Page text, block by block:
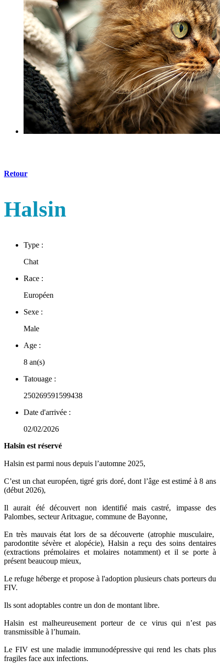
Retour
Halsin
Type :
Chat
Race :
Européen
Sexe :
Male
Age :
8 an(s)
Tatouage :
250269591599438
Date d'arrivée :
02/02/2026
Halsin est réservé
Halsin est parmi nous depuis l’automne 2025,
C’est un chat européen, tigré gris doré, dont l’âge est estimé à 8 ans
(début 2026),
Il aurait été découvert non identifié mais castré, impasse des
Palombes, secteur Aritxague, commune de Bayonne,
En très mauvais état lors de sa découverte (atrophie musculaire,
parodontite sévère et alopécie), Halsin a reçu des soins dentaires
(extractions prémolaires et molaires notamment) et il se porte à
présent beaucoup mieux,
Le refuge héberge et propose à l'adoption plusieurs chats porteurs du
FIV.
Ils sont adoptables contre un don de montant libre.
Halsin est malheureusement porteur de ce virus qui n’est pas
transmissible à l’humain.
Le FIV est une maladie immunodépressive qui rend les chats plus
fragiles face aux infections.